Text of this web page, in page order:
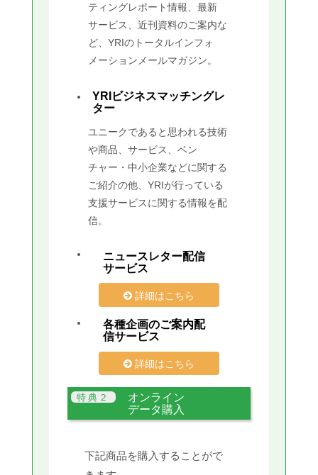
ティングレポート情報、最新
サービス、近刊資料のご案内な
ど、YRIのトータルインフォ
メーションメールマガジン。
YRIビジネスマッチングレ
ター
ユニークであると思われる技術
や商品、サービス、ベン
チャー・中小企業などに関する
ご紹介の他、YRIが行っている
支援サービスに関する情報を配
信。
ニュースレター配信
サービス
詳細はこちら
各種企画のご案内配
信サービス
詳細はこちら
オンライン
データ購入
下記商品を購入することがで